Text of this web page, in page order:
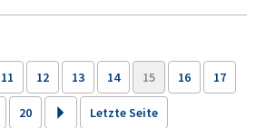
11 12 13 14 15 16 17
20 Letzte Seite